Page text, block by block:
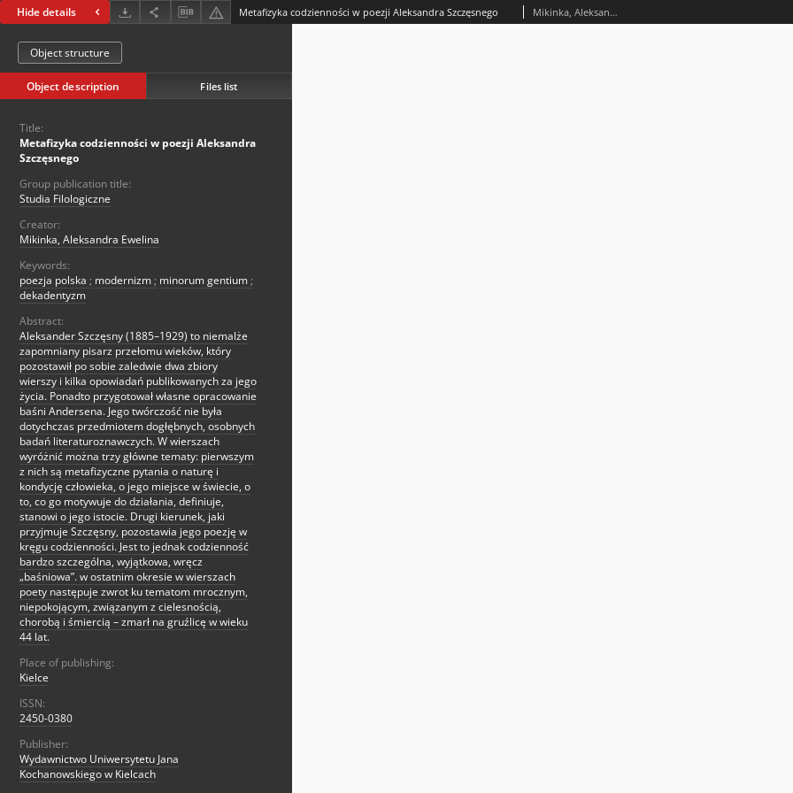
Hide details Metafizyka codzienności w poezji Aleksandra Szczęsnego Mikinka, Aleksandra Ewelina
Object structure
Object description Files list
Title:
Metafizyka codzienności w poezji Aleksandra
Szczęsnego
Group publication title:
Studia Filologiczne
Creator:
Mikinka, Aleksandra Ewelina
Keywords:
poezja polska ; modernizm ; minorum gentium ;
dekadentyzm
Abstract:
Aleksander Szczęsny (1885–1929) to niemalże
zapomniany pisarz przełomu wieków, który
pozostawił po sobie zaledwie dwa zbiory
wierszy i kilka opowiadań publikowanych za jego
życia. Ponadto przygotował własne opracowanie
baśni Andersena. Jego twórczość nie była
dotychczas przedmiotem dogłębnych, osobnych
badań literaturoznawczych. W wierszach
wyróżnić można trzy główne tematy: pierwszym
z nich są metafizyczne pytania o naturę i
kondycję człowieka, o jego miejsce w świecie, o
to, co go motywuje do działania, definiuje,
stanowi o jego istocie. Drugi kierunek, jaki
przyjmuje Szczęsny, pozostawia jego poezję w
kręgu codzienności. Jest to jednak codzienność
bardzo szczególna, wyjątkowa, wręcz
„baśniowa”. w ostatnim okresie w wierszach
poety następuje zwrot ku tematom mrocznym,
niepokojącym, związanym z cielesnością,
chorobą i śmiercią – zmarł na gruźlicę w wieku
44 lat.
Place of publishing:
Kielce
ISSN:
2450-0380
Publisher:
Wydawnictwo Uniwersytetu Jana
Kochanowskiego w Kielcach